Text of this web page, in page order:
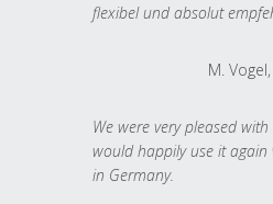
flexibel und absolut
M.
We were very pleased
would happily use it
in Germany.